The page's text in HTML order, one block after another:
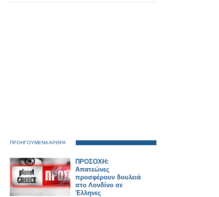
ΠΡΟΗΓΟΥΜΕΝΑ ΑΡΘΡΑ
ΠΡΟΣΟΧΗ:
Απατεώνες
προσφέρουν δουλειά
στο Λονδίνο σε
Έλληνες